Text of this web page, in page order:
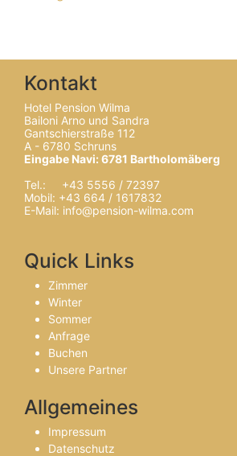
Kontakt
Hotel Pension Wilma
Bailoni Arno und Sandra
Gantschierstraße 112
A - 6780 Schruns
Eingabe Navi: 6781 Bartholomäberg
Tel.: +43 5556 / 72397
Mobil: +43 664 / 1617832
E-Mail: info@pension-wilma.com
Quick Links
Zimmer
Winter
Sommer
Anfrage
Buchen
Unsere Partner
Allgemeines
Impressum
Datenschutz